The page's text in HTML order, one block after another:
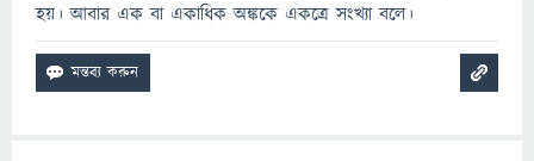
হয়। আবার এক বা একাধিক অঙ্ককে একত্রে সংখ্যা বলে।